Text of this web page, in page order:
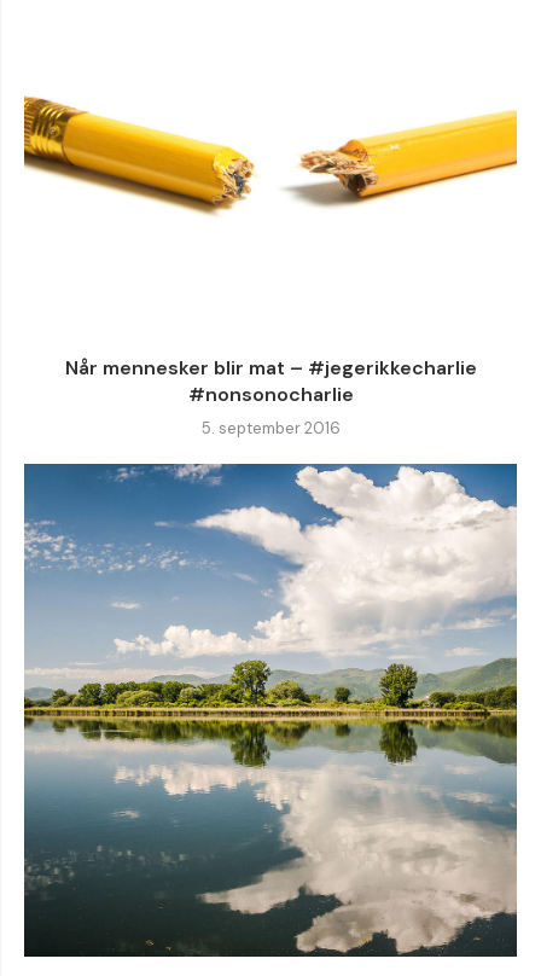
Når mennesker blir mat – #jegerikkecharlie
#nonsonocharlie
5. september 2016